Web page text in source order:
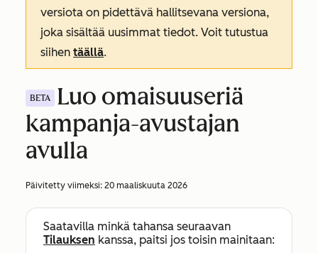
versiota on pidettävä hallitsevana versiona,
joka sisältää uusimmat tiedot. Voit tutustua
siihen täällä.
BETA
Luo omaisuuseriä
kampanja-avustajan
avulla
Päivitetty viimeksi: 20 maaliskuuta 2026
Saatavilla minkä tahansa seuraavan
Tilauksen kanssa, paitsi jos toisin mainitaan: